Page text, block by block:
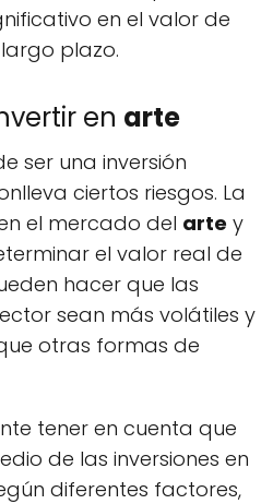
en el valor de
plazo.
en arte
ser una inversión
ciertos riesgos. La
el mercado del arte y
el valor real de
hacer que las
sean más volátiles y
otras formas de
tener en cuenta que
de las inversiones en
diferentes factores,